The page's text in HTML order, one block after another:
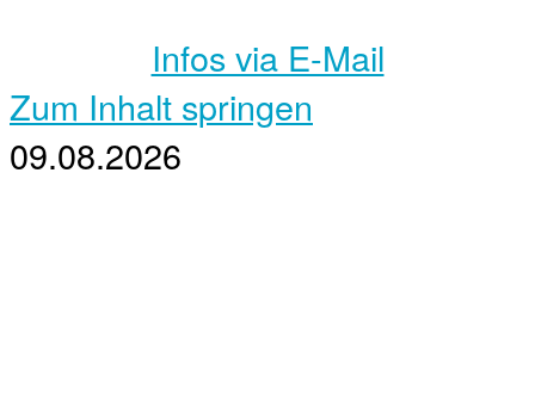
Infos via E-Mail
Zum Inhalt springen
09.08.2026